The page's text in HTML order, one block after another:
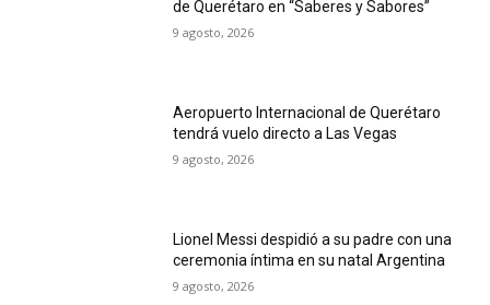
de Querétaro en “Saberes y Sabores”
9 agosto, 2026
Aeropuerto Internacional de Querétaro
tendrá vuelo directo a Las Vegas
9 agosto, 2026
Lionel Messi despidió a su padre con una
ceremonia íntima en su natal Argentina
9 agosto, 2026